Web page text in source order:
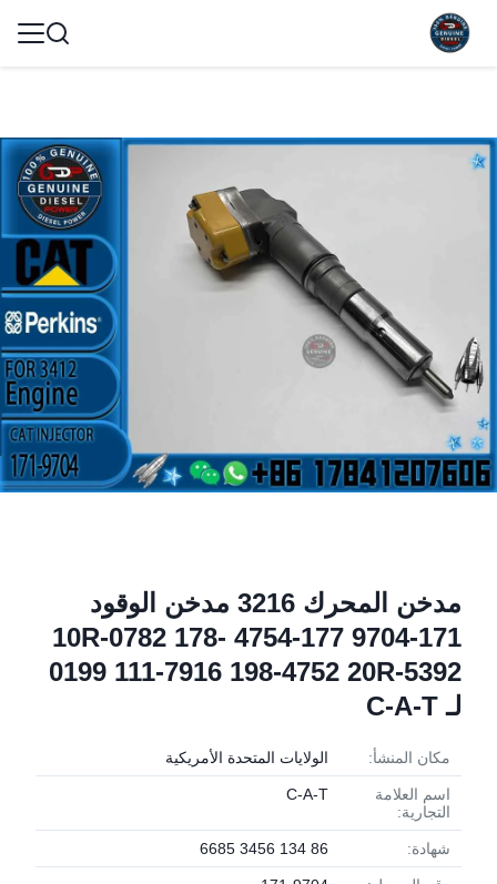
مدخن المحرك 3216 مدخن الوقود
171-9704 177-4754 10R-0782 178-
0199 111-7916 198-4752 20R-5392
لـ C-A-T
مكان المنشأ: الولايات المتحدة الأمريكية
اسم العلامة
التجارية:
C-A-T
شهادة: 86 134 3456 6685